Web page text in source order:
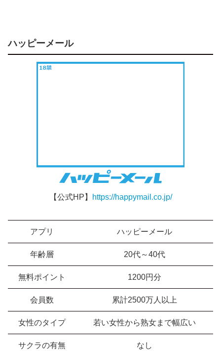
ハッピーメール
【公式HP】 https://happymail.co.jp/
アプリ ハッピーメール
年齢層 20代～40代
無料ポイント 1200円分
会員数 累計2500万人以上
女性のタイプ 若い女性から熟女まで幅広い
サクラの有無 なし